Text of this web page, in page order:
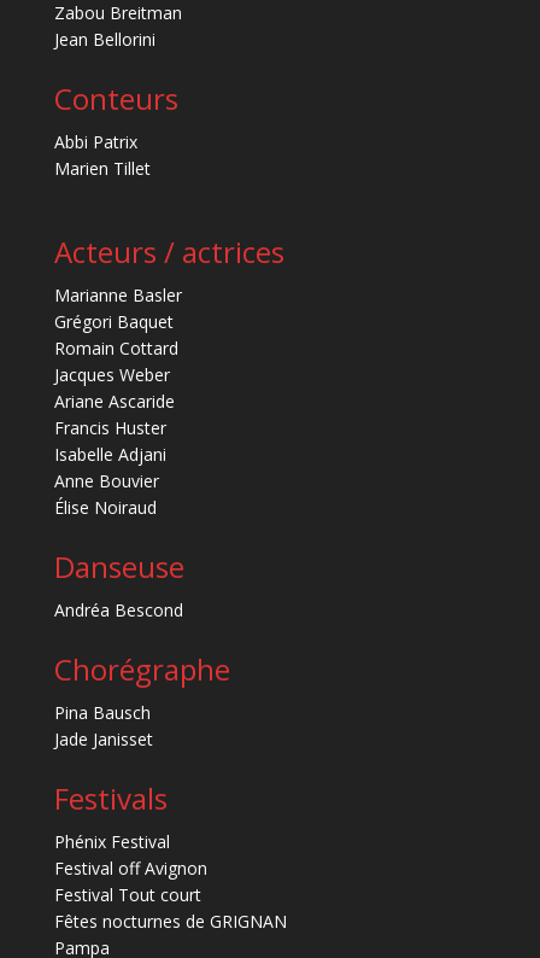
Zabou Breitman
Jean Bellorini
Conteurs
Abbi Patrix
Marien Tillet
Acteurs / actrices
Marianne Basler
Grégori Baquet
Romain Cottard
Jacques Weber
Ariane Ascaride
Francis Huster
Isabelle Adjani
Anne Bouvier
Élise Noiraud
Danseuse
Andréa Bescond
Chorégraphe
Pina Bausch
Jade Janisset
Festivals
Phénix Festival
Festival off Avignon
Festival Tout court
Fêtes nocturnes de GRIGNAN
Pampa